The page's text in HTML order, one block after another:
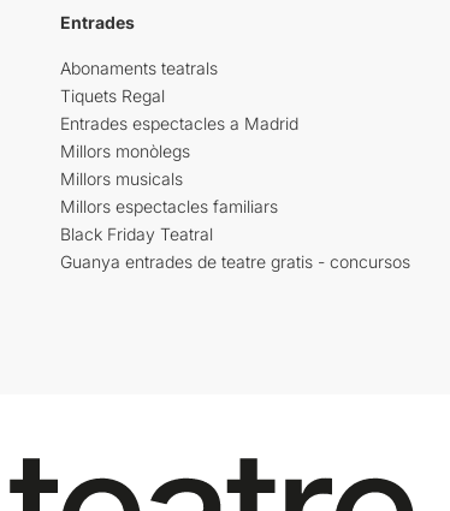
Entrades
Abonaments teatrals
Tiquets Regal
Entrades espectacles a Madrid
Millors monòlegs
Millors musicals
Millors espectacles familiars
Black Friday Teatral
Guanya entrades de teatre gratis - concursos